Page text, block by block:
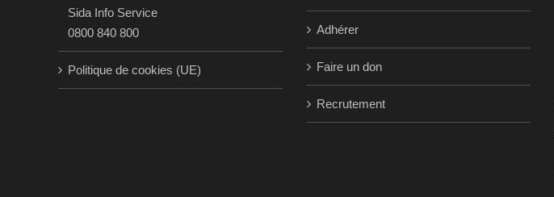
Sida Info Service
0800 840 800
Politique de cookies (UE)
Adhérer
Faire un don
Recrutement